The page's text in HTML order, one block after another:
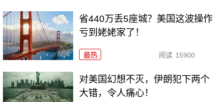
省440万丢5座城？美国这波操作
亏到姥姥家了！
最热 阅读 15900
对美国幻想不灭，伊朗犯下两个
大错，令人痛心！